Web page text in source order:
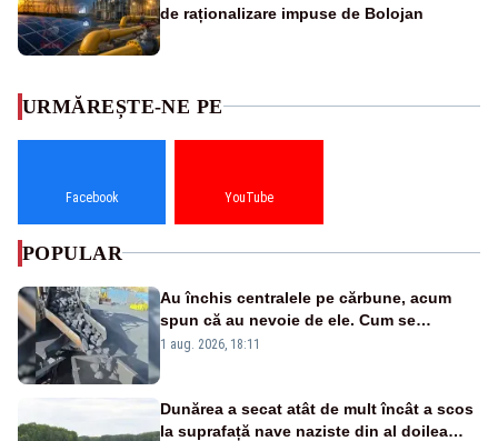
de raționalizare impuse de Bolojan
URMĂREȘTE-NE PE
Facebook YouTube
POPULAR
Au închis centralele pe cărbune, acum
spun că au nevoie de ele. Cum se
pasează vina în plină criză energetică
1 aug. 2026, 18:11
Dunărea a secat atât de mult încât a scos
la suprafață nave naziste din al doilea